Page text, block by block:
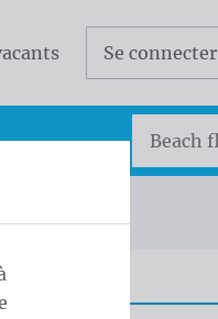
Se connecter
Search